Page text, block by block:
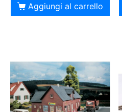
Aggiungi al carrello